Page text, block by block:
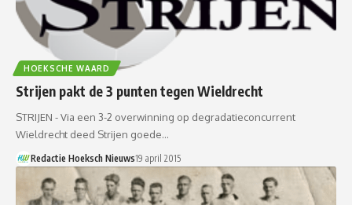
HOEKSCHE WAARD
Strijen pakt de 3 punten tegen Wieldrecht
STRIJEN - Via een 3-2 overwinning op degradatieconcurrent
Wieldrecht deed Strijen goede…
Redactie Hoeksch Nieuws19 april 2015